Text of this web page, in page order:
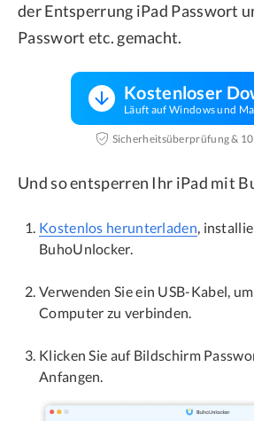
der Entsperrung iPad Passwort
Passwort etc. gemacht.
Kostenloser
Läuft auf Windows und
Sicherheitsüberprüfung &
Und so entsperren Ihr iPad mit
Kostenlos herunterladen,
BuhoUnlocker.
Verwenden Sie ein USB-Kabel,
Computer zu verbinden.
Klicken Sie auf Bildschirm
Anfangen.